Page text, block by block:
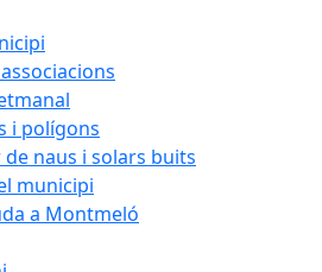
i polígons
de naus i solars buits
municipi
a Montmeló